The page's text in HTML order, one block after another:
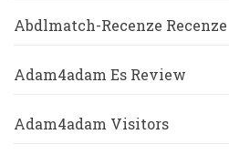
Abdlmatch-Recenze Recenze
Adam4adam Es Review
Adam4adam Visitors